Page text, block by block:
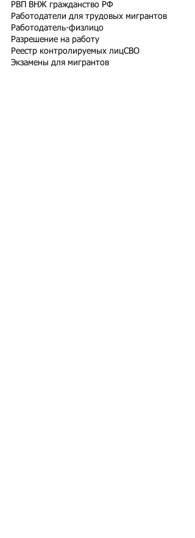
РВП ВНЖ гражданство РФ
Работодатели для трудовых мигрантов
Работодатель-физлицо
Разрешение на работу
Реестр контролируемых лицСВО
Экзамены для мигрантов